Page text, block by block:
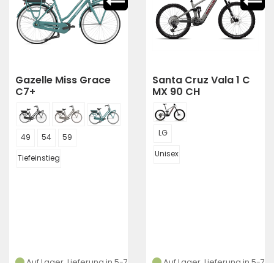
Gazelle Miss Grace
C7+
49 54
59
Tiefeinstieg
Santa Cruz Vala 1 C
MX 90 CH
LG
Unisex